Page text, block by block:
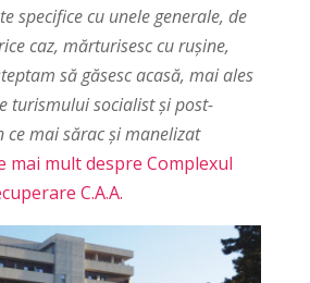
specifice cu unele generale, de
caz, mărturisesc cu ruşine,
să găsesc acasă, mai ales
turismului socialist şi post-
ce mai sărac şi manelizat
mai mult despre Complexul
C.A.A.